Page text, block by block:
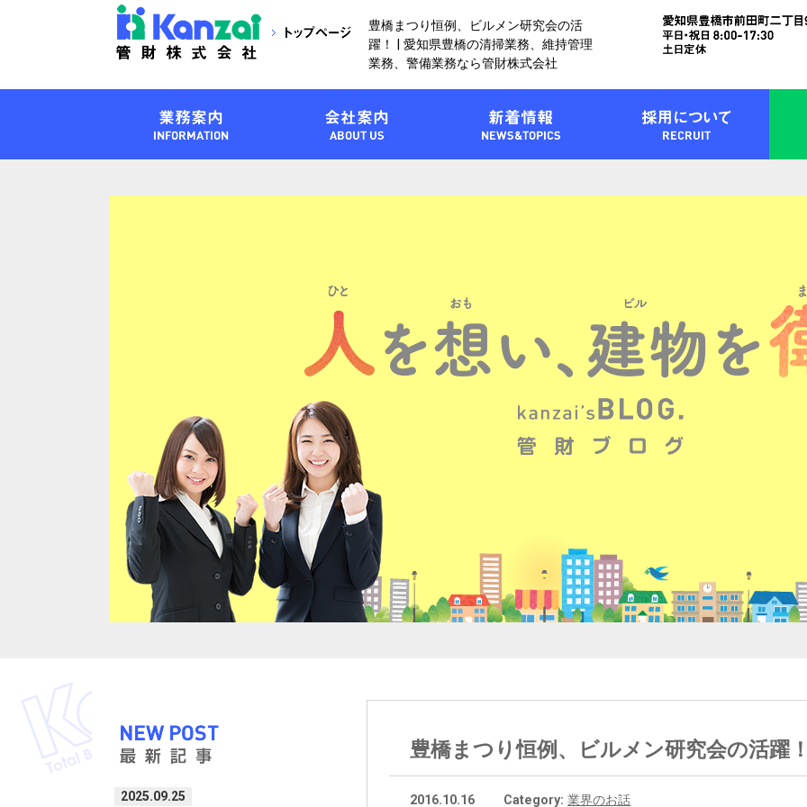
豊橋まつり恒例、ビルメン研究会の活
躍！ | 愛知県豊橋の清掃業務、維持管理
業務、警備業務なら管財株式会社
豊橋まつり恒例、ビルメン研究会の活躍
2016.10.16 Category: 業界のお話
2025.09.25